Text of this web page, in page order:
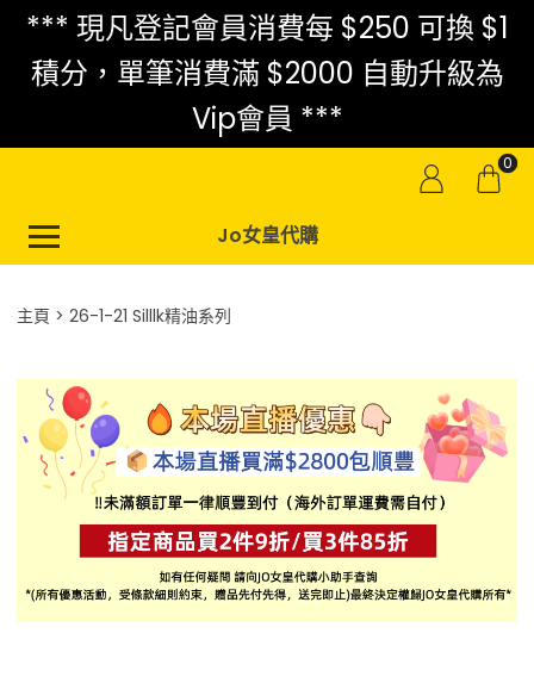
*** 現凡登記會員消費每 $250 可換 $1
積分，單筆消費滿 $2000 自動升級為
Vip會員 ***
0
Jo女皇代購
主頁 26-1-21 Silllk精油系列